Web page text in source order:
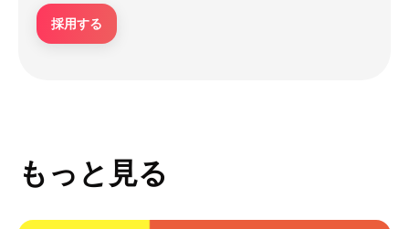
採用する
もっと見る